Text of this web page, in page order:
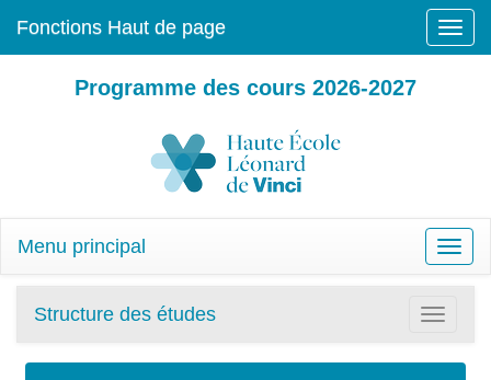
Toggle
Fonctions Haut de page
Programme des cours 2026-2027
Toggle
Menu principal
Toggle
Structure des études